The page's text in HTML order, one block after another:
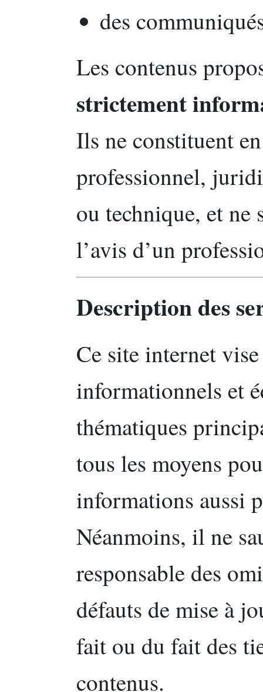
des
Les contenus
strictement
Ils ne constituent
professionnel,
ou technique, et ne
l’avis d’un
Description des
Ce site internet
informationnels et
thématiques
tous les moyens
informations aussi
Néanmoins, il ne
responsable des
défauts de mise à
fait ou du fait des
contenus.